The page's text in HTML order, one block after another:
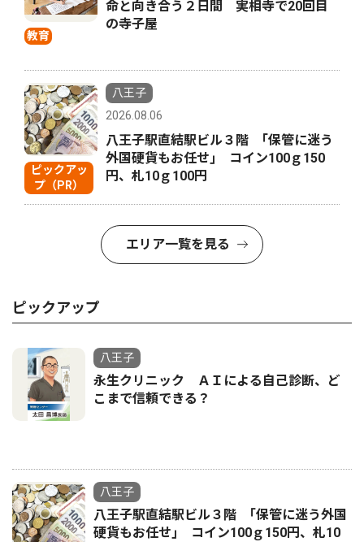
教育
命と向き合う２日間 実相寺で20回目
の寺子屋
ピックアッ
プ（PR）
八王子
2026.08.06
八王子駅直結駅ビル３階 ｢保管に迷う
外国硬貨もお任せ｣ コイン100ｇ150
円、札10ｇ100円
エリア一覧を見る
ピックアップ
八王子
永生クリニック ＡＩによる自己診断、ど
こまで信頼できる？
八王子
八王子駅直結駅ビル３階 ｢保管に迷う外国
硬貨もお任せ｣ コイン100ｇ150円、札10